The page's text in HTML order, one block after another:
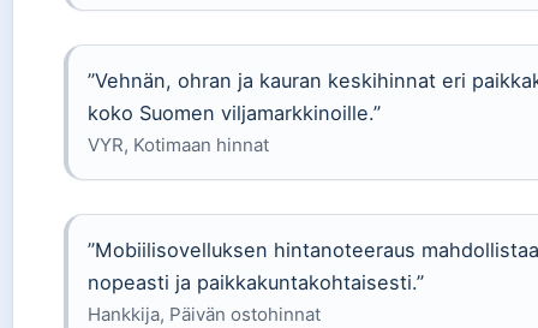
”Vehnän, ohran ja kauran keskihinnat eri
koko Suomen viljamarkkinoille.”
VYR, Kotimaan hinnat
”Mobiilisovelluksen hintanoteeraus
nopeasti ja paikkakuntakohtaisesti.”
Hankkija, Päivän ostohinnat